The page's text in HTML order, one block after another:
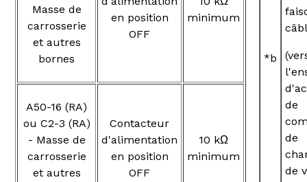
Masse de
carrosserie
et autres
bornes
en position
OFF
minimum
A50-16 (RA)
ou C2-3 (RA)
- Masse de
carrosserie
et autres
Contacteur
d'alimentation
en position
OFF
10 kΩ
minimum
*b
de
de
de